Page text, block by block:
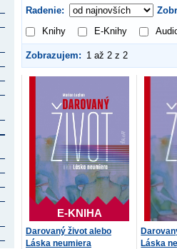
Radenie:
Knihy
E-Knihy
Zobrazujem: 1 až 2 z 2
E-KNIHA
Darovaný život alebo
Láska neumiera
Láska